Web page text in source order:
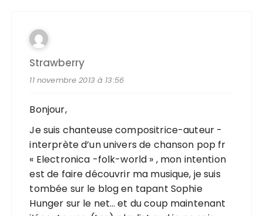
Strawberry
11 novembre 2013 à 13:56
Bonjour,
Je suis chanteuse compositrice-auteur -
interprète d’un univers de chanson pop fr
« Electronica -folk-world » , mon intention
est de faire découvrir ma musique, je suis
tombée sur le blog en tapant Sophie
Hunger sur le net… et du coup maintenant